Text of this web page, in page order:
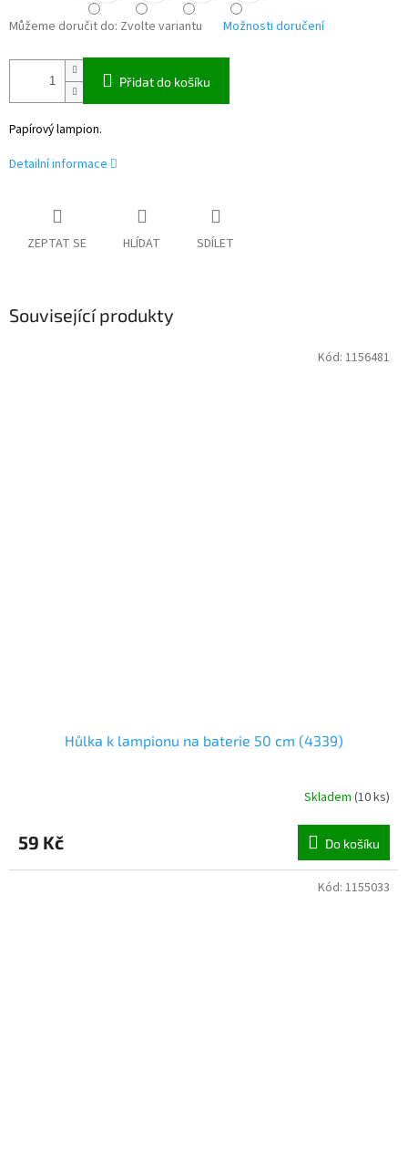
Můžeme doručit do: Zvolte variantu Možnosti doručení
Přidat do košíku
Papírový lampion.
Detailní informace
ZEPTAT SE HLÍDAT SDÍLET
Související produkty
Hůlka k lampionu na baterie 50 cm (4339)
Skladem (10 ks)
59 Kč Do košíku
Kód: 1156481
Kód: 1155033